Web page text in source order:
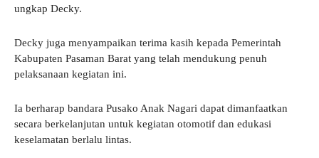
ungkap Decky.
Decky juga menyampaikan terima kasih kepada Pemerintah
Kabupaten Pasaman Barat yang telah mendukung penuh
pelaksanaan kegiatan ini.
Ia berharap bandara Pusako Anak Nagari dapat dimanfaatkan
secara berkelanjutan untuk kegiatan otomotif dan edukasi
keselamatan berlalu lintas.